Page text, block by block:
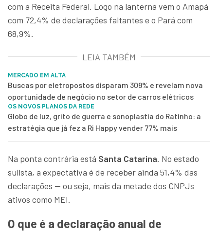
com a Receita Federal. Logo na lanterna vem o Amapá
com 72,4% de declarações faltantes e o Pará com
68,9%.
LEIA TAMBÉM
MERCADO EM ALTA
Buscas por eletropostos disparam 309% e revelam nova
oportunidade de negócio no setor de carros elétricos
OS NOVOS PLANOS DA REDE
Globo de luz, grito de guerra e sonoplastia do Ratinho: a
estratégia que já fez a Ri Happy vender 77% mais
Na ponta contrária está Santa Catarina. No estado
sulista, a expectativa é de receber ainda 51,4% das
declarações — ou seja, mais da metade dos CNPJs
ativos como MEI.
O que é a declaração anual de